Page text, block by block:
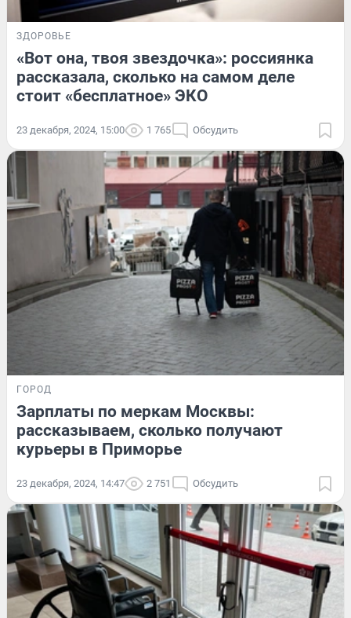
ЗДОРОВЬЕ
«Вот она, твоя звездочка»: россиянка
рассказала, сколько на самом деле
стоит «бесплатное» ЭКО
23 декабря, 2024, 15:00 1 765 Обсудить
ГОРОД
Зарплаты по меркам Москвы:
рассказываем, сколько получают
курьеры в Приморье
23 декабря, 2024, 14:47 2 751 Обсудить